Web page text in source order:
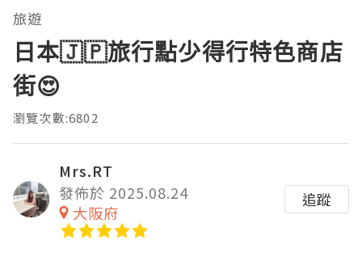
旅遊
日本🇯🇵旅行點少得行特色商店
街😍
瀏覽次數:6802
Mrs.RT
發佈於 2025.08.24
大阪府
追蹤